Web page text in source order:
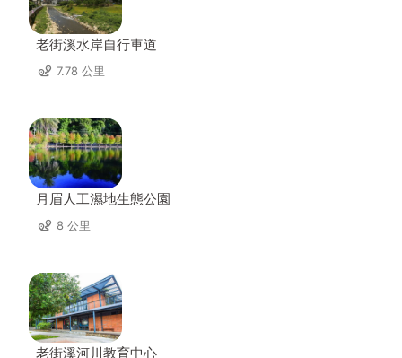
老街溪水岸自行車道
7.78 公里
月眉人工濕地生態公園
8 公里
老街溪河川教育中心